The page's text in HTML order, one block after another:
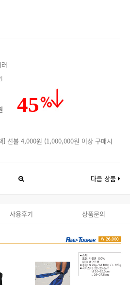
45
] 선불 4,000원 (1,000,000원 이상 구매시
다음 상품
사용후기 상품문의